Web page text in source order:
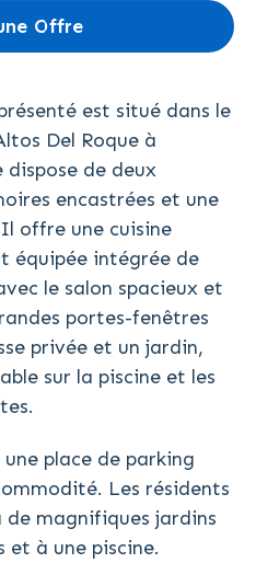
Offre
est situé dans le
Del Roque à
dispose de deux
encastrées et une
offre une cuisine
équipée intégrée de
le salon spacieux et
portes-fenêtres
privée et un jardin,
sur la piscine et les
place de parking
Les résidents
magnifiques jardins
et à une piscine.